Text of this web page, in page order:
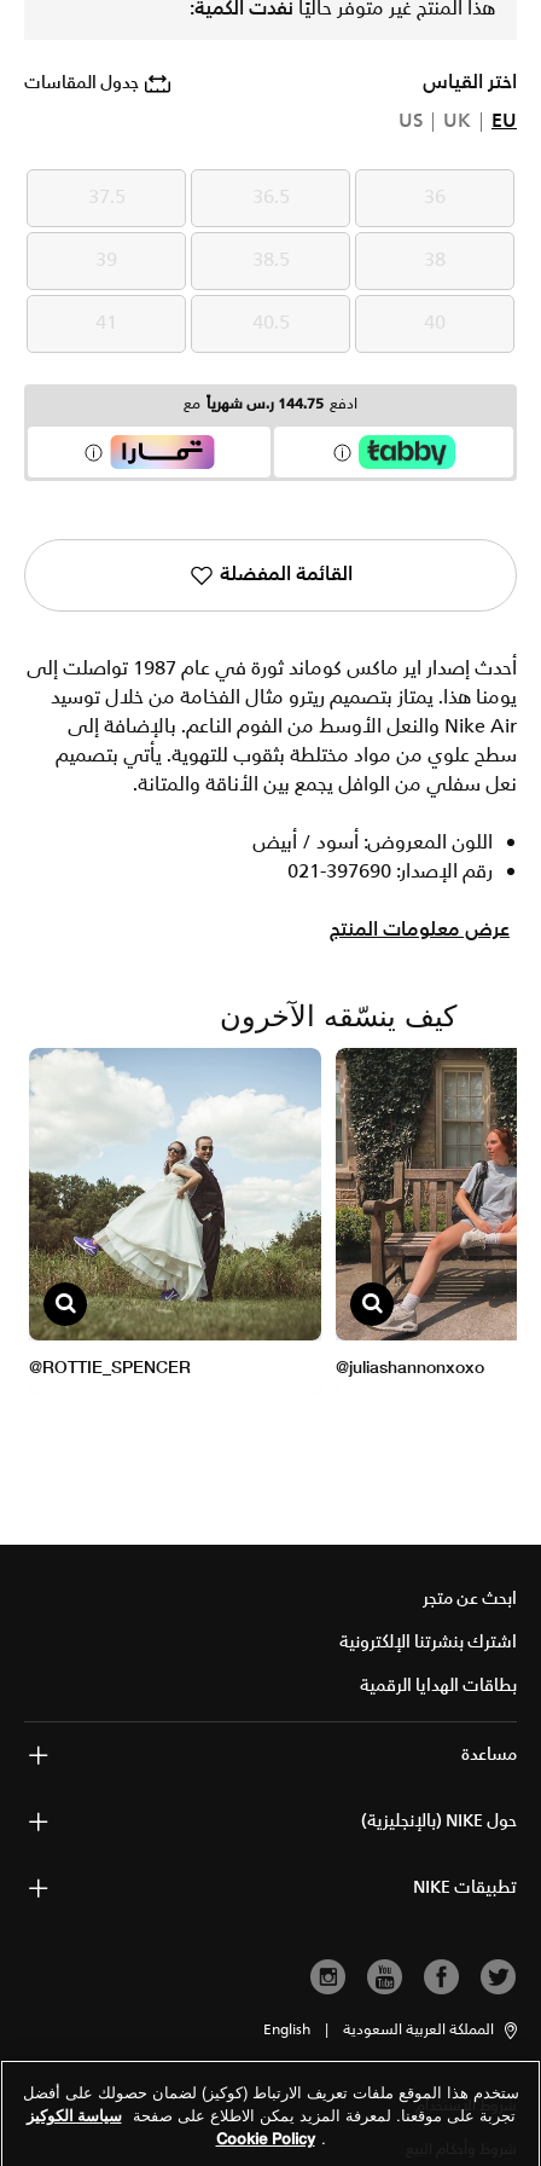
هذا المنتج غير متوفر حاليًا نفدت الكمية:
اختر القياس جدول المقاسات
EU
UK
US
36
36
36.5
36.5
37.5
37.5
38
38
38.5
38.5
39
39
40
40
40.5
40.5
41
41
ادفع 144.75 ر.س شهرياً مع
القائمة المفضلة
أحدث إصدار اير ماكس كوماند ثورة في عام 1987 تواصلت إلى
يومنا هذا. يمتاز بتصميم ريترو مثال الفخامة من خلال توسيد
Nike Air والنعل الأوسط من الفوم الناعم. بالإضافة إلى
سطح علوي من مواد مختلطة بثقوب للتهوية. يأتي بتصميم
نعل سفلي من الوافل يجمع بين الأناقة والمتانة.
اللون المعروض: أسود / أبيض
رقم الإصدار: 397690-021
عرض معلومات المنتج
ابحث عن متجر
اشترك بنشرتنا الإلكترونية
بطاقات الهدايا الرقمية
مساعدة
حول NIKE (بالإنجليزية)
تطبيقات NIKE
المملكة العربية السعودية |
English
شروط الاستخدام
ستخدم هذا الموقع ملفات تعريف الارتباط (كوكيز) لضمان حصولك على أفضل
تجربة على موقعنا. لمعرفة المزيد يمكن الاطلاع على صفحة سياسة الكوكيز
.
Cookie Policy